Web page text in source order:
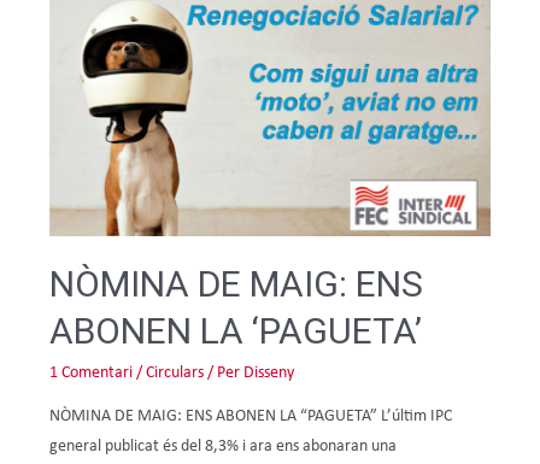
NÒMINA DE MAIG: ENS
ABONEN LA ‘PAGUETA’
1 Comentari /Circulars / Per Disseny
NÒMINA DE MAIG: ENS ABONEN LA “PAGUETA” L’últim IPC
general publicat és del 8,3% i ara ens abonaran una